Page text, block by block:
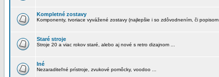
Kompletné zostavy
Komponenty, tvoriace vyvážené zostavy (najlepšie i so zdôvodnením, či
Staré stroje
Stroje 20 a viac rokov staré, alebo aj nové s retro dizajnom ...
Iné
Nezaraditeľné prístroje, zvukové pomôcky, voodoo ...